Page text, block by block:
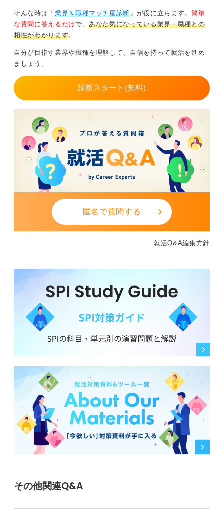
また外資系企業では英語を用いた財務報告や海外拠点と
の調整業務が求められるため、国際会計基準を理解して
経理・財務系の職種を目指すなら、USCPAはキャリアの
一方デメリットとしては一般企業の新卒採用では必須で
はないため、資格だけで大きく差がつくわけではない点
と学習難易度と費用負担が大きく、就活準備の時間が削
られる可能性がある点が挙げられます。
また合格しても実務経験がなければフルライセンスの取
得に時間がかかるため、取得して即戦力とは限りませ
勉強と就活を両立するには学習スケジュールを半年単位
で管理し、インターンは業界研究の一環として短期型を
選ぶことと資格勉強を自己PRに結び付けるといった工夫
あなたの目指すキャリアがグローバル会計・財務領域に
0
そんな時は「 業界＆職種マッチ度診断 」が役に立ちます。 簡単
な質問に答えるだけで、あなた気になっている業界・職種との
相性がわかります。
自分が目指す業界や職種を理解して、自信を持って就活を進め
ましょう。
診断スタート(無料)
匿名で質問する
就活Q&A編集方針
その他関連Q&A